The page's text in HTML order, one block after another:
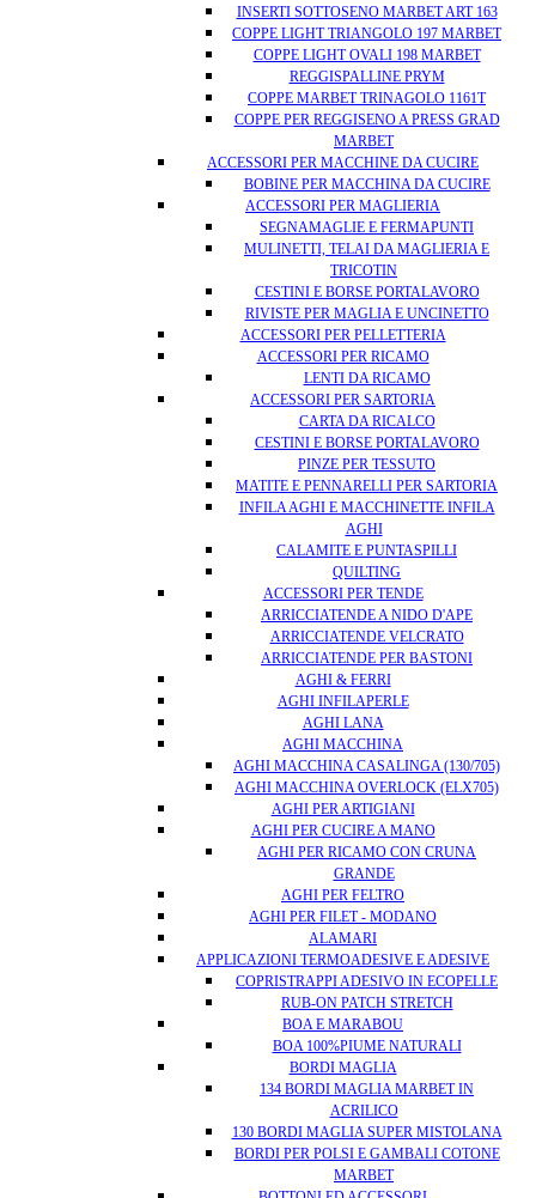
INSERTI SOTTOSENO MARBET ART 163
COPPE LIGHT TRIANGOLO 197 MARBET
COPPE LIGHT OVALI 198 MARBET
REGGISPALLINE PRYM
COPPE MARBET TRINAGOLO 1161T
COPPE PER REGGISENO A PRESS GRAD
MARBET
ACCESSORI PER MACCHINE DA CUCIRE
BOBINE PER MACCHINA DA CUCIRE
ACCESSORI PER MAGLIERIA
SEGNAMAGLIE E FERMAPUNTI
MULINETTI, TELAI DA MAGLIERIA E
TRICOTIN
CESTINI E BORSE PORTALAVORO
RIVISTE PER MAGLIA E UNCINETTO
ACCESSORI PER PELLETTERIA
ACCESSORI PER RICAMO
LENTI DA RICAMO
ACCESSORI PER SARTORIA
CARTA DA RICALCO
CESTINI E BORSE PORTALAVORO
PINZE PER TESSUTO
MATITE E PENNARELLI PER SARTORIA
INFILA AGHI E MACCHINETTE INFILA
AGHI
CALAMITE E PUNTASPILLI
QUILTING
ACCESSORI PER TENDE
ARRICCIATENDE A NIDO D'APE
ARRICCIATENDE VELCRATO
ARRICCIATENDE PER BASTONI
AGHI & FERRI
AGHI INFILAPERLE
AGHI LANA
AGHI MACCHINA
AGHI MACCHINA CASALINGA (130/705)
AGHI MACCHINA OVERLOCK (ELX705)
AGHI PER ARTIGIANI
AGHI PER CUCIRE A MANO
AGHI PER RICAMO CON CRUNA
GRANDE
AGHI PER FELTRO
AGHI PER FILET - MODANO
ALAMARI
APPLICAZIONI TERMOADESIVE E ADESIVE
COPRISTRAPPI ADESIVO IN ECOPELLE
RUB-ON PATCH STRETCH
BOA E MARABOU
BOA 100%PIUME NATURALI
BORDI MAGLIA
134 BORDI MAGLIA MARBET IN
ACRILICO
130 BORDI MAGLIA SUPER MISTOLANA
BORDI PER POLSI E GAMBALI COTONE
MARBET